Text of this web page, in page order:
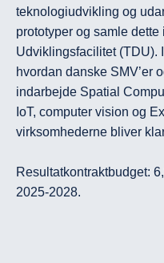
teknologiudvikling og
prototyper og samle
Udviklingsfacilitet (TDU).
hvordan danske SMV’er
indarbejde Spatial
IoT, computer vision og
virksomhederne bliver
Resultatkontraktbudget:
2025-2028.